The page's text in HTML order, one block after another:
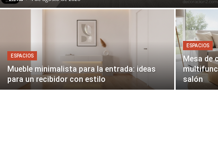
ESPACIOS
Mueble minimalista para la entrada: ideas
para un recibidor con estilo
ESPACIOS
Mesa de
salón